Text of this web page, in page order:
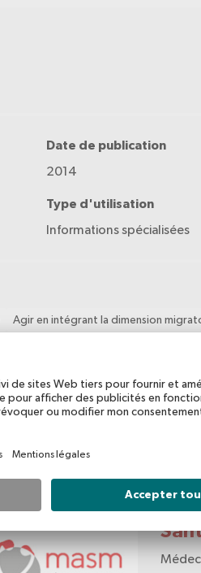
Date de publication
2014
Type d'utilisation
Informations spécialisées
Agir en intégrant la dimension